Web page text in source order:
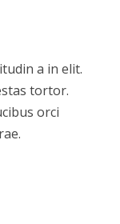
a in elit.
tortor.
orci